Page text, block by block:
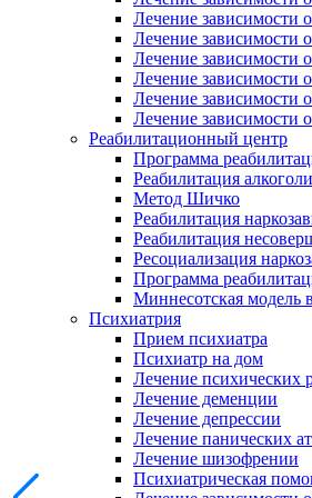
Лечение зависимости
Лечение зависимости
Лечение зависимости
Лечение зависимости
Лечение зависимости
Лечение зависимости
Реабилитационный центр
Программа
Реабилитация
Метод Шичко
Реабилитация
Реабилитация
Ресоциализация
Программа
Миннесотская модель
Психиатрия
Прием психиатра
Психиатр на дом
Лечение психических
Лечение деменции
Лечение депрессии
Лечение панических
Лечение шизофрении
Психиатрическая